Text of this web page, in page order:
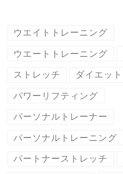
ウエイトトレーニング
ウエートトレーニング
ストレッチ ダイエット
パワーリフティング
パーソナルトレーナー
パーソナルトレーニング
パートナーストレッチ